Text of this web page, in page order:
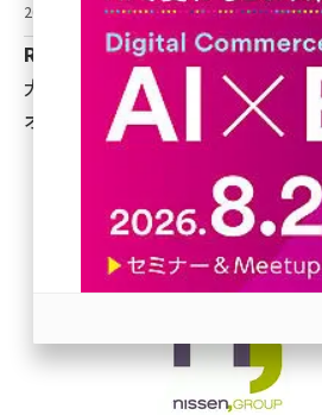
ecbeing (1205)
アスクル (1115)
base (1070)
revico (738)
2026年6月12日 10:00
R6B
大規模ECサイト構築と、基幹・物
オペレーション基盤の実現を支援
参加登録はこちら↑